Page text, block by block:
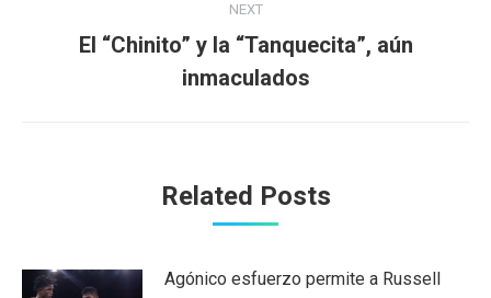
NEXT
Next
post:
El “Chinito” y la “Tanquecita”, aún
inmaculados
Related Posts
Agónico esfuerzo permite a Russell